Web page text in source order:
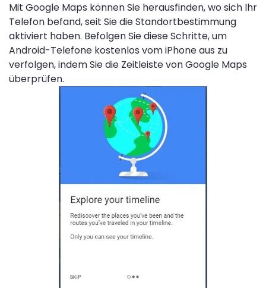
Mit Google Maps können Sie herausfinden, wo sich Ihr
Telefon befand, seit Sie die Standortbestimmung
aktiviert haben. Befolgen Sie diese Schritte, um
Android-Telefone kostenlos vom iPhone aus zu
verfolgen, indem Sie die Zeitleiste von Google Maps
überprüfen.